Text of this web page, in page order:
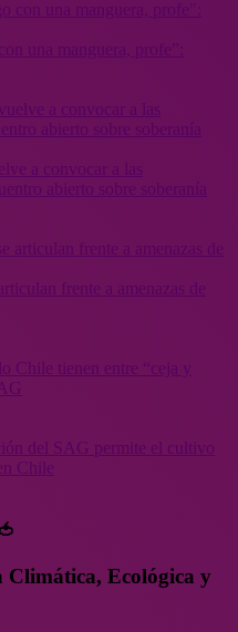
frente a amenazas de
Chile tienen entre “ceja y
del SAG permite el cultivo
Chile
Climática, Ecológica y